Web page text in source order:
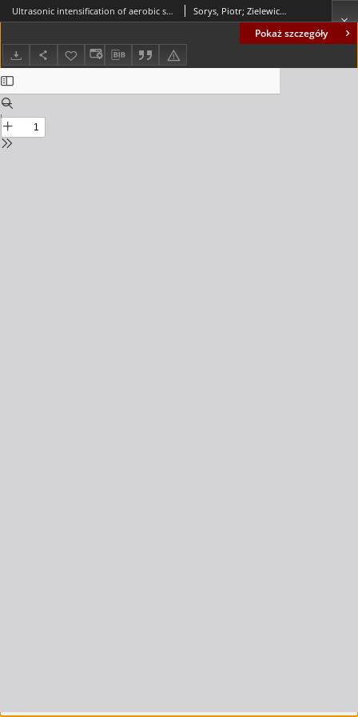
Pokaż szczegóły
Ultrasonic intensification of aerobic stabilization of sewage sludge = Ultradźwiękowa intensyfikacja stabilizacji tlenowej osadów ściekowych Sorys, Piotr; Zielewicz, Ewa